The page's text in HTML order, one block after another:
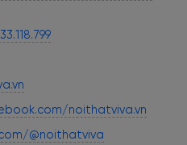
noithatviva.vn
@noithatviva